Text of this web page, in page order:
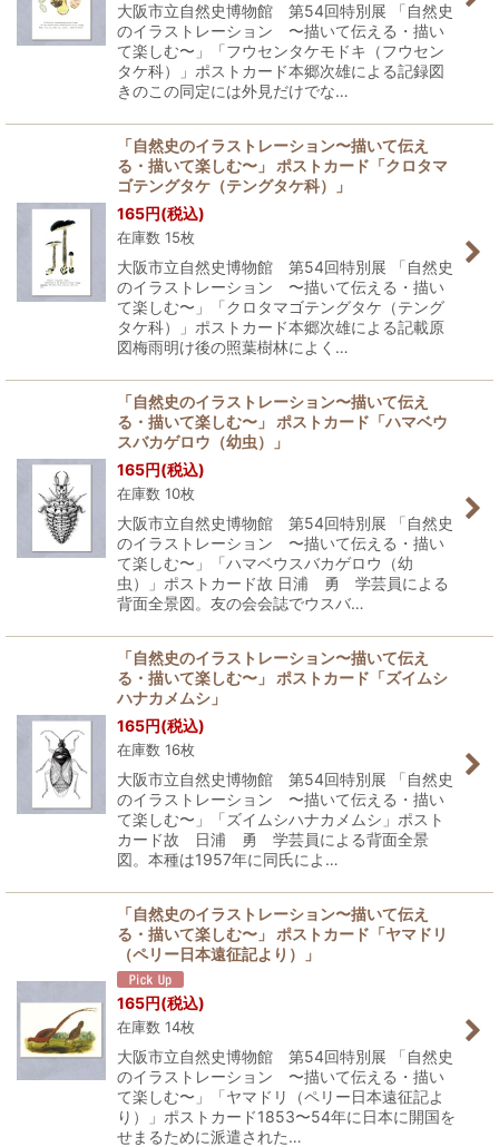
大阪市立自然史博物館 第54回特別展 「自然史
のイラストレーション 〜描いて伝える・描い
て楽しむ〜」「フウセンタケモドキ（フウセン
タケ科）」ポストカード本郷次雄による記録図
きのこの同定には外見だけでな…
「自然史のイラストレーション〜描いて伝え
る・描いて楽しむ〜」 ポストカード「クロタマ
ゴテングタケ（テングタケ科）」
165円(税込)
在庫数 15枚
大阪市立自然史博物館 第54回特別展 「自然史
のイラストレーション 〜描いて伝える・描い
て楽しむ〜」「クロタマゴテングタケ（テング
タケ科）」ポストカード本郷次雄による記載原
図梅雨明け後の照葉樹林によく…
「自然史のイラストレーション〜描いて伝え
る・描いて楽しむ〜」 ポストカード「ハマベウ
スバカゲロウ（幼虫）」
165円(税込)
在庫数 10枚
大阪市立自然史博物館 第54回特別展 「自然史
のイラストレーション 〜描いて伝える・描い
て楽しむ〜」「ハマベウスバカゲロウ（幼
虫）」ポストカード故 日浦 勇 学芸員による
背面全景図。友の会会誌でウスバ…
「自然史のイラストレーション〜描いて伝え
る・描いて楽しむ〜」 ポストカード「ズイムシ
ハナカメムシ」
165円(税込)
在庫数 16枚
大阪市立自然史博物館 第54回特別展 「自然史
のイラストレーション 〜描いて伝える・描い
て楽しむ〜」「ズイムシハナカメムシ」ポスト
カード故 日浦 勇 学芸員による背面全景
図。本種は1957年に同氏によ…
「自然史のイラストレーション〜描いて伝え
る・描いて楽しむ〜」 ポストカード「ヤマドリ
（ペリー日本遠征記より）」
165円(税込)
在庫数 14枚
大阪市立自然史博物館 第54回特別展 「自然史
のイラストレーション 〜描いて伝える・描い
て楽しむ〜」「ヤマドリ（ペリー日本遠征記よ
り）」ポストカード1853〜54年に日本に開国を
せまるために派遣された…